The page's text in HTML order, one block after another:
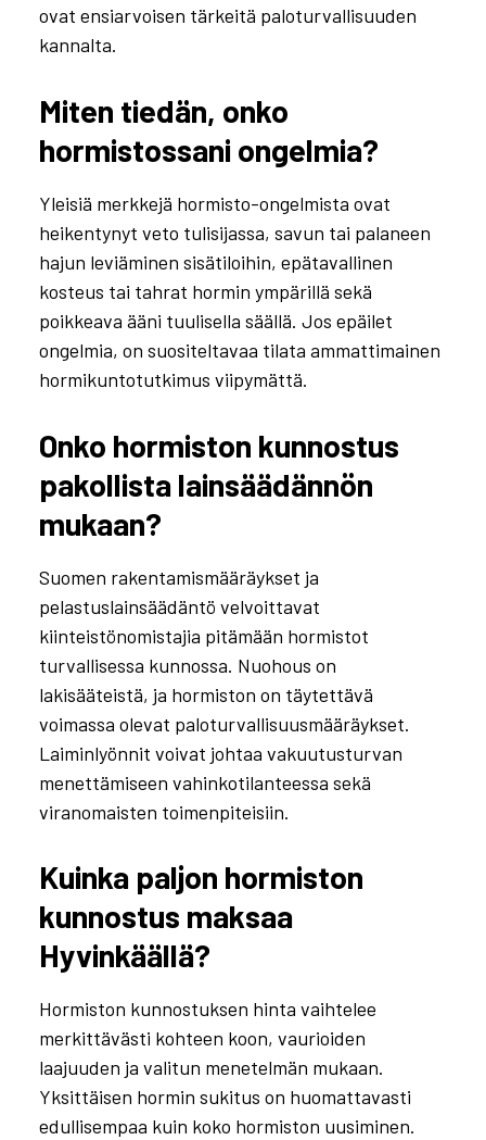
ovat ensiarvoisen tärkeitä paloturvallisuuden
kannalta.
Miten tiedän, onko
hormistossani ongelmia?
Yleisiä merkkejä hormisto-ongelmista ovat
heikentynyt veto tulisijassa, savun tai palaneen
hajun leviäminen sisätiloihin, epätavallinen
kosteus tai tahrat hormin ympärillä sekä
poikkeava ääni tuulisella säällä. Jos epäilet
ongelmia, on suositeltavaa tilata ammattimainen
hormikuntotutkimus viipymättä.
Onko hormiston kunnostus
pakollista lainsäädännön
mukaan?
Suomen rakentamismääräykset ja
pelastuslainsäädäntö velvoittavat
kiinteistönomistajia pitämään hormistot
turvallisessa kunnossa. Nuohous on
lakisääteistä, ja hormiston on täytettävä
voimassa olevat paloturvallisuusmääräykset.
Laiminlyönnit voivat johtaa vakuutusturvan
menettämiseen vahinkotilanteessa sekä
viranomaisten toimenpiteisiin.
Kuinka paljon hormiston
kunnostus maksaa
Hyvinkäällä?
Hormiston kunnostuksen hinta vaihtelee
merkittävästi kohteen koon, vaurioiden
laajuuden ja valitun menetelmän mukaan.
Yksittäisen hormin sukitus on huomattavasti
edullisempaa kuin koko hormiston uusiminen.